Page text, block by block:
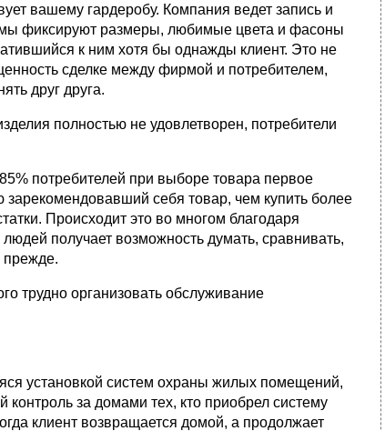
вашему гардеробу. Компания ведет запись и
фиксируют размеры, любимые цвета и фасоны
к ним хотя бы однажды клиент. Это не
сделке между фирмой и потре­бителем,
друг друга.
пол­ностью не удовлетворен, потребители
потре­бителей при выборе товара первое
зарекомендовавший себя товар, чем купить более
Происходит это во многом благодаря
получает возможность думать, сравнивать,
прежде.
трудно организовать обслуживание
уста­новкой систем охраны жилых помещений,
контроль за домами тех, кто приобрел систему
клиент воз­вращается домой, а продолжает